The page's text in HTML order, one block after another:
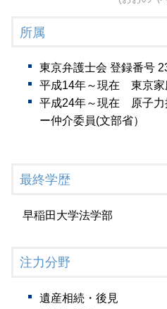
所属
東京弁護士会 登録番号
平成14年～現在 東京家
平成24年～現在 原子力
ー仲介委員(文部省）
最終学歴
早稲田大学法学部
注力分野
遺産相続・後見